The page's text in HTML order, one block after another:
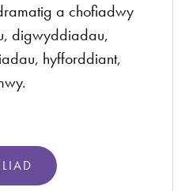
a chofiadwy
digwyddiadau,
hyfforddiant,